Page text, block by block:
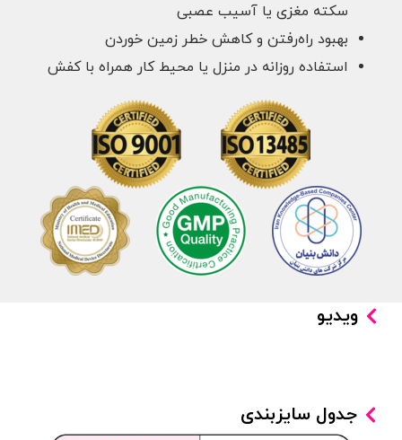
سکته مغزی یا آسیب عصبی
بهبود راه‌رفتن و کاهش خطر زمین خوردن
استفاده روزانه در منزل یا محیط کار همراه با کفش
ویدیو
جدول سایزبندی